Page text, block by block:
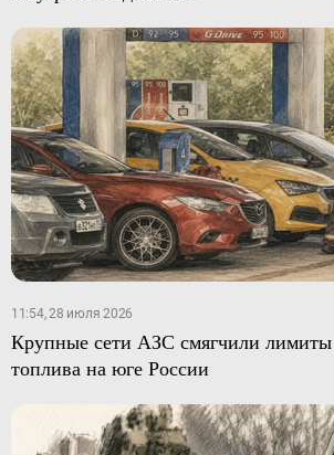
11:54, 28 июля 2026
Крупные сети АЗС смягчили
топлива на юге России